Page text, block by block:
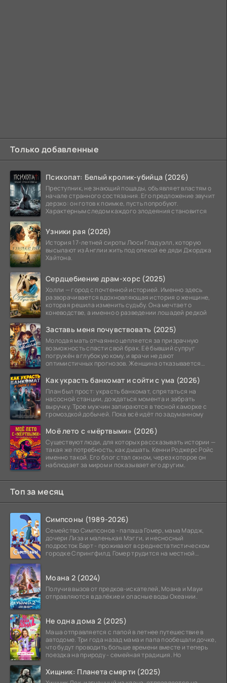
Только добавленные
Психопат: Белый кролик-убийца (2026)
Преступник, не знающий пощады, объявляет властям о
начале странного состязания. Его предложение звучит
дерзко: он готов к поимке, пусть попробуют.
Характерным следом каждого злодеяния становится
Узники рая (2026)
История 17-летней сироты Люси Гладуэлл, которую
высылают из Англии жить под опекой ее дяди Джорджа
Хайтона.
Сердцебиение драм-хорс (2025)
Холли — город с почтенной историей. Именно здесь
разворачивается вдохновляющая история о женщине,
которая решила изменить судьбу. Она мечтает о
коневодстве, а именно о разведении лошадей редкой
Заставь меня почувствовать (2025)
Молодая мать отчаянно цепляется за призрачную
возможность спасти свой брак. Её бывший супруг
погружён в глубокую кому, и врачи не дают
оптимистичных прогнозов. Женщина отказывается
Как украсть банкомат и сойти с ума (2026)
План был прост: украсть банкомат, спрятаться на
насосной станции, дождаться момента и забрать
выручку. Трое мужчин запираются в тесной каморке с
громоздкой добычей. Пока всё идёт по задуманному
Моё лето с «мёртвыми» (2026)
Существуют люди, для которых рассказывать истории —
такая же потребность, как дышать. Кенни Роджерс Ройс
именно такой. Его блог стал окном, через которое он
наблюдает за миром и показывает его другим.
Топ за месяц
Симпсоны (1989-2026)
Семейство Симпсонов - папаша Гомер, мама Мардж,
дочери Лиза и маленькая Мэгги, и несносный
подросток Барт - проживают в среднестатистическом
городке Спрингфилд. Гомер трудится на местной
Моана 2 (2024)
Получив вызов от предков-искателей, Моана и Мауи
отправляются в далёкие и опасные воды Океании.
Не одна дома 2 (2025)
Маша отправляется с папой в летнее путешествие в
автодоме. Три года назад мама и папа пообещали дочке,
что будут проводить больше времени вместе и теперь
поездка на природу - семейная традиция. Но
Хищник: Планета смерти (2025)